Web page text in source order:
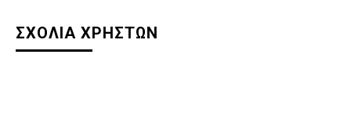
ΣΧΟΛΙΑ ΧΡΗΣΤΩΝ